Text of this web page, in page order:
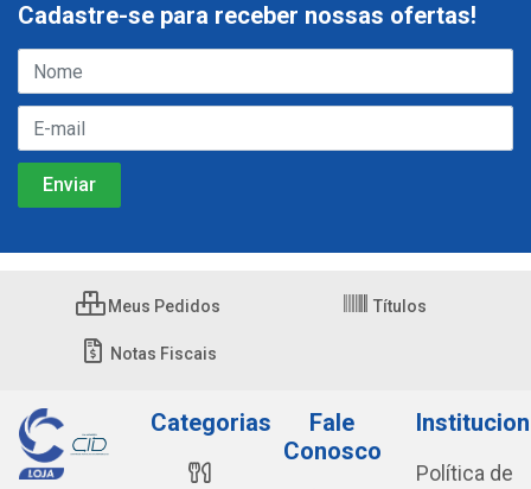
Cadastre-se para receber nossas ofertas!
Meus Pedidos Títulos
Notas Fiscais
Categorias
Fale
Conosco
Política de